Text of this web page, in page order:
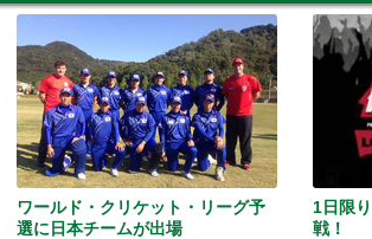
ワールド・クリケット・リーグ予
選に日本チームが出場
1日限
戦！